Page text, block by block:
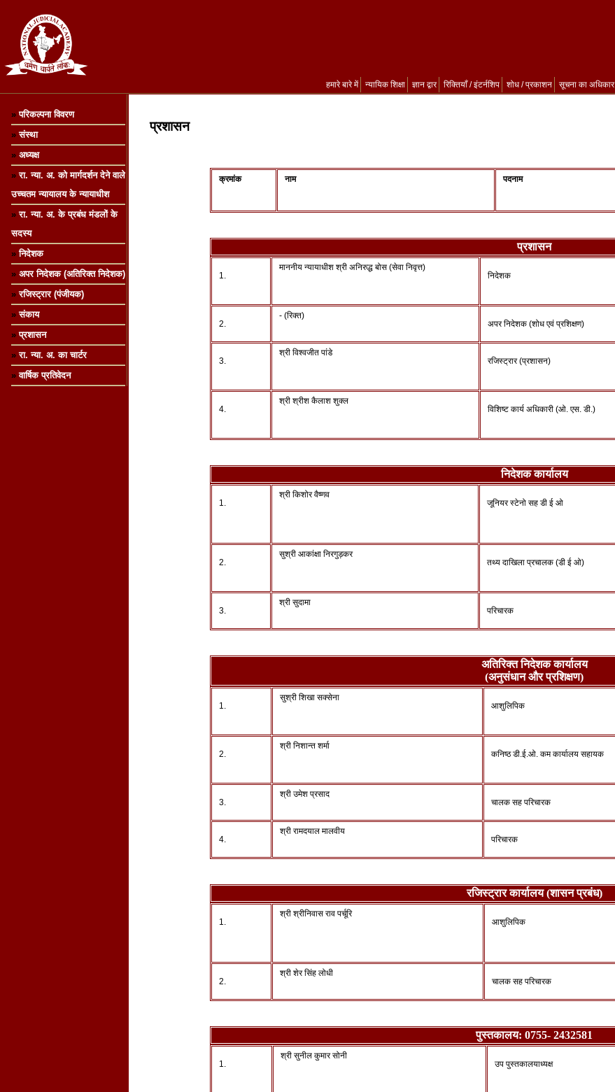
हमारे बारे में न्यायिक शिक्षा ज्ञान द्वार रिक्तियाँ / इंटर्नशिप शोध / प्रकाशन सूचना का अधिकार
»परिकल्पना विवरण
»संस्था
» अध्यक्ष
»रा. न्या. अ. को मार्गदर्शन देने वाले
उच्चतम न्यायालय के न्यायाधीश
»रा. न्या. अ. के प्रबंध मंडलों के
सदस्य
»निदेशक
» अपर निदेशक (अतिरिक्त निदेशक)
»रजिस्ट्रार (पंजीयक)
»संकाय
»प्रशासन
»रा. न्या. अ. का चार्टर
»वार्षिक प्रतिवेदन
प्रशासन
क्रमांक नाम पदनाम
प्रशासन
1.
माननीय न्यायाधीश श्री अनिरुद्ध बोस (सेवा निवृत्त)
निदेशक
2.
- (रिक्त)
अपर निदेशक (शोध एवं प्रशिक्षण)
3.
श्री विश्वजीत पांडे
रजिस्ट्रार (प्रशासन)
4.
श्री श्रीश कैलाश शुक्ल
विशिष्ट कार्य अधिकारी (ओ. एस. डी.)
निदेशक कार्यालय
1.
श्री किशोर वैष्णव
जूनियर स्टेनो सह डी ई ओ
2.
सुश्री आकांक्षा निरगुड़कर
तथ्य दाखिला प्रचालक (डी ई ओ)
3.
श्री सुदामा
परिचारक
अतिरिक्त निदेशक कार्यालय
(अनुसंधान और प्रशिक्षण)
1.
सुश्री शिखा सक्सेना
आशुलिपिक
2.
श्री निशान्त शर्मा
कनिष्ठ डी.ई.ओ. कम कार्यालय सहायक
3.
श्री उमेश प्रसाद
चालक सह परिचारक
4.
श्री रामदयाल मालवीय
परिचारक
रजिस्ट्रार कार्यालय (शासन प्रबंध)
1.
श्री श्रीनिवास राव पर्चूरि
आशुलिपिक
2.
श्री शेर सिंह लोधी
चालक सह परिचारक
पुस्तकालय: 0755- 2432581
1.
श्री सुनील कुमार सोनी
उप पुस्तकालयाध्यक्ष